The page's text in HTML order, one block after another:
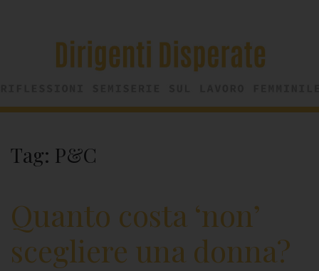
Tag: P&C
Quanto costa ‘non’
scegliere una donna?